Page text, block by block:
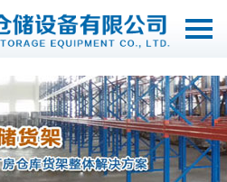
切
航